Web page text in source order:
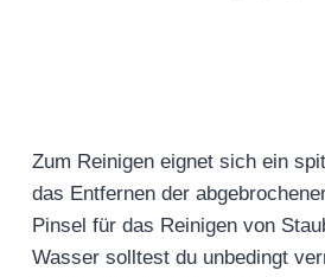
Zum Reinigen eignet sich ein
das Entfernen der
Pinsel für das Reinigen von
Wasser solltest du unbedingt